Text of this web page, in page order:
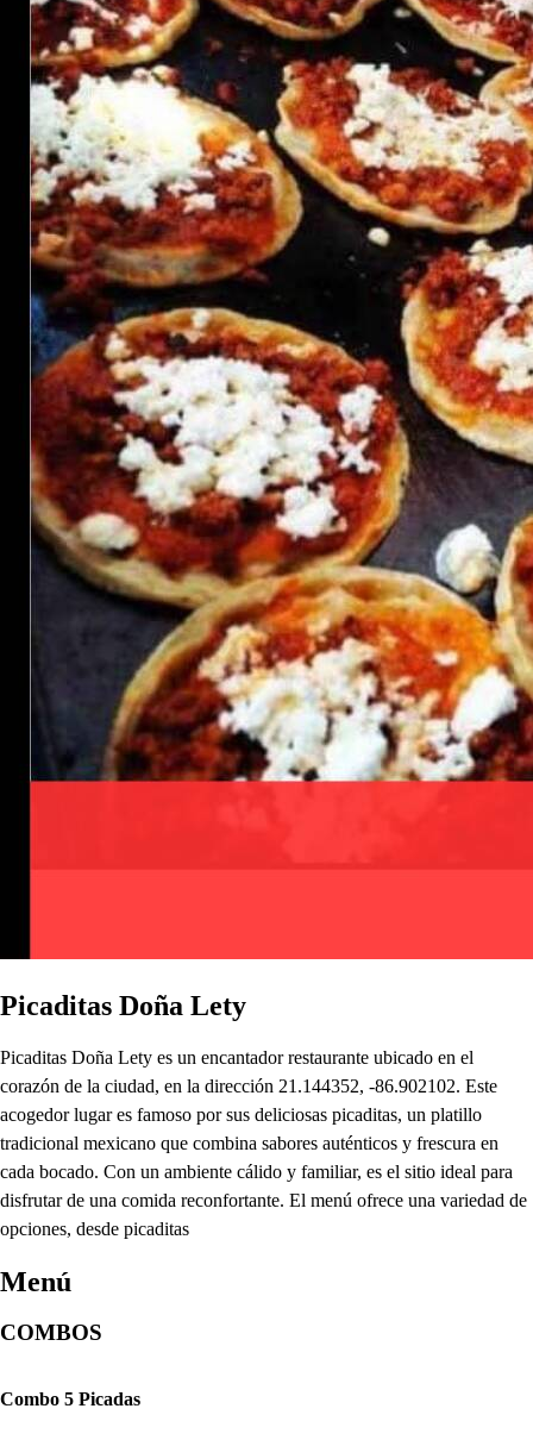
Picaditas Doña Lety
Picaditas Doña Lety es un encantador restaurante ubicado en el
corazón de la ciudad, en la dirección 21.144352, -86.902102. Este
acogedor lugar es famoso por sus deliciosas picaditas, un platillo
tradicional mexicano que combina sabores auténticos y frescura en
cada bocado. Con un ambiente cálido y familiar, es el sitio ideal para
disfrutar de una comida reconfortante. El menú ofrece una variedad de
opciones, desde picaditas
Menú
COMBOS
Combo 5 Picadas